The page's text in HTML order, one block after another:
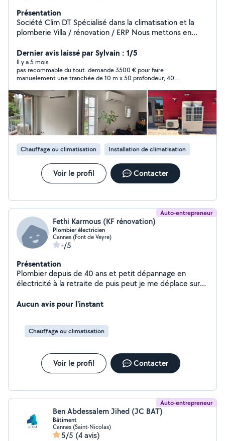
Présentation
Société Clim DT Spécialisé dans la climatisation et la
plomberie Villa / rénovation / ERP Nous mettons en
spécifique Clim DT peut aussi répondre à vos travaux
Tout corps d'État
Dernier avis laissé par Sylvain : 1/5
Il y a 5 mois
pas recommable du tout. demande 3500 € pour faire
manuelement une tranchée de 10 m x 50 profondeur, 40
Chauffage ou climatisation Installation de climatisation
Voir le profil Contacter
Auto-entrepreneur
Fethi Karmous (KF rénovation)
Plombier électricien
Cannes (Font de Veyre)
-/5
Présentation
Plombier depuis de 40 ans et petit dépannage en
électricité à la retraite de puis peut je me déplace sur
votre compréhension cordialement KF RÉNOVATION Mr
Aucun avis pour l'instant
Chauffage ou climatisation
Voir le profil Contacter
Auto-entrepreneur
Ben Abdessalem Jihed (JC BAT)
Bâtiment
Cannes (Saint-Nicolas)
5/5 (4 avis)